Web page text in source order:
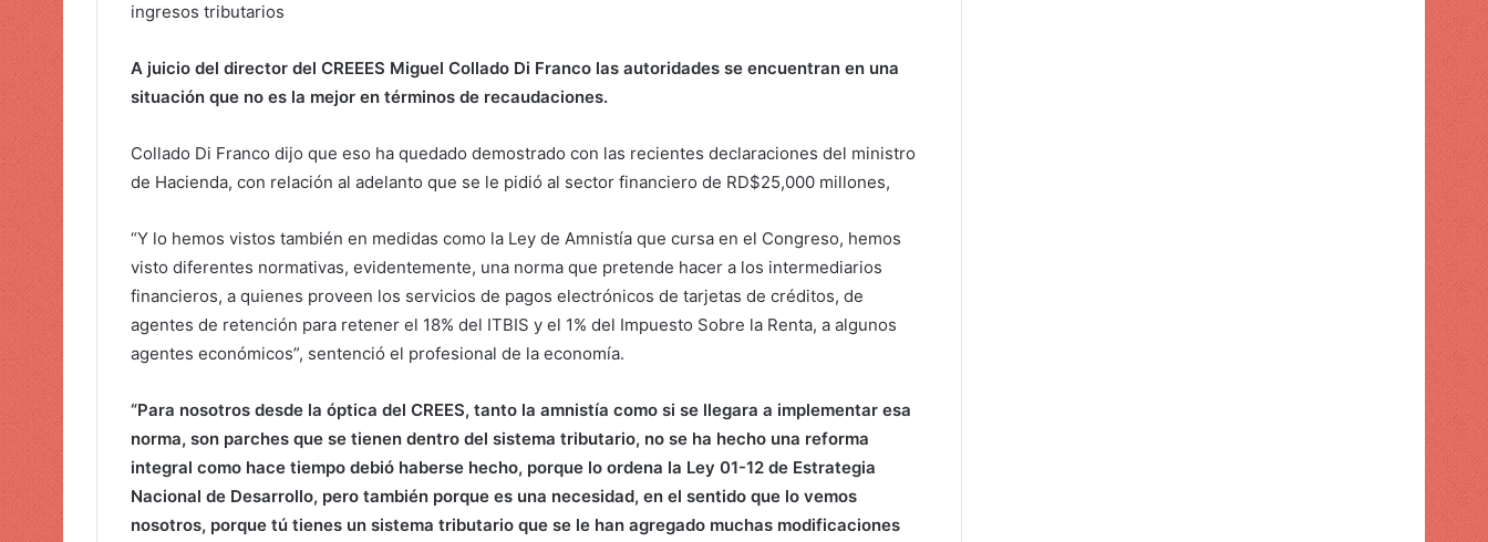
ingresos tributarios
A juicio del director del CREEES Miguel Collado Di Franco las autoridades se encuentran en una
situación que no es la mejor en términos de recaudaciones.
Collado Di Franco dijo que eso ha quedado demostrado con las recientes declaraciones del ministro
de Hacienda, con relación al adelanto que se le pidió al sector financiero de RD$25,000 millones,
“Y lo hemos vistos también en medidas como la Ley de Amnistía que cursa en el Congreso, hemos
visto diferentes normativas, evidentemente, una norma que pretende hacer a los intermediarios
financieros, a quienes proveen los servicios de pagos electrónicos de tarjetas de créditos, de
agentes de retención para retener el 18% del ITBIS y el 1% del Impuesto Sobre la Renta, a algunos
agentes económicos”, sentenció el profesional de la economía.
“Para nosotros desde la óptica del CREES, tanto la amnistía como si se llegara a implementar esa
norma, son parches que se tienen dentro del sistema tributario, no se ha hecho una reforma
integral como hace tiempo debió haberse hecho, porque lo ordena la Ley 01-12 de Estrategia
Nacional de Desarrollo, pero también porque es una necesidad, en el sentido que lo vemos
nosotros, porque tú tienes un sistema tributario que se le han agregado muchas modificaciones